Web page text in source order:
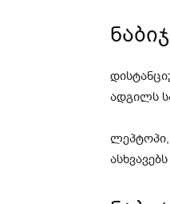
ადგილს
ლეპტოპი,